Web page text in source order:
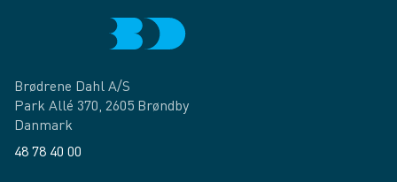
Brødrene Dahl A/S
Park Allé 370, 2605 Brøndby
Danmark
48 78 40 00